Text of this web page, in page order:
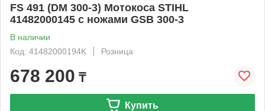
FS 491 (DM 300-3) Мотокоса STIHL
41482000145 с ножами GSB 300-3
В наличии
Код: 41482000194K
Розница
678 200 ₸
Купить